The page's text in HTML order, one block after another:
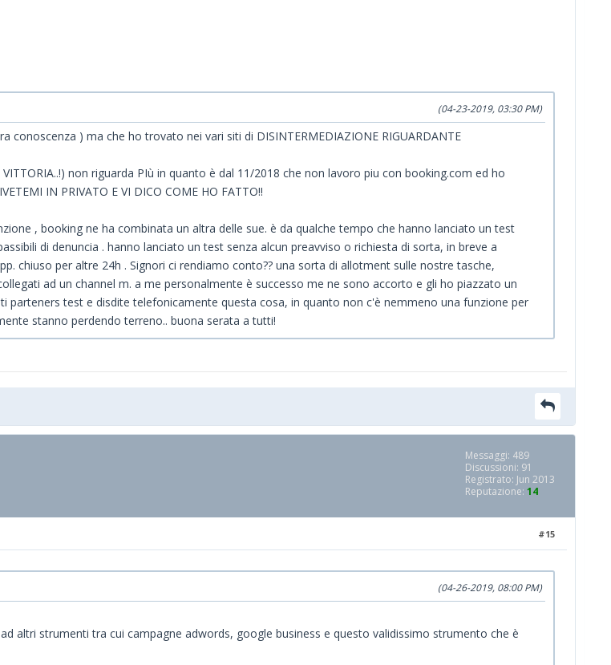
(04-23-2019, 03:30 PM)
conoscenza ) ma che ho trovato nei vari siti di DISINTERMEDIAZIONE RIGUARDANTE
VITTORIA..!) non riguarda PIù in quanto è dal 11/2018 che non lavoro piu con booking.com ed ho
IN PRIVATO E VI DICO COME HO FATTO!!
, booking ne ha combinata un altra delle sue. è da qualche tempo che hanno lanciato un test
di denuncia . hanno lanciato un test senza alcun preavviso o richiesta di sorta, in breve a
chiuso per altre 24h . Signori ci rendiamo conto?? una sorta di allotment sulle nostre tasche,
ad un channel m. a me personalmente è successo me ne sono accorto e gli ho piazzato un
parteners test e disdite telefonicamente questa cosa, in quanto non c'è nemmeno una funzione per
stanno perdendo terreno.. buona serata a tutti!
Messaggi: 489
Discussioni: 91
Registrato: Jun 2013
Reputazione: 14
#15
(04-26-2019, 08:00 PM)
altri strumenti tra cui campagne adwords, google business e questo validissimo strumento che è